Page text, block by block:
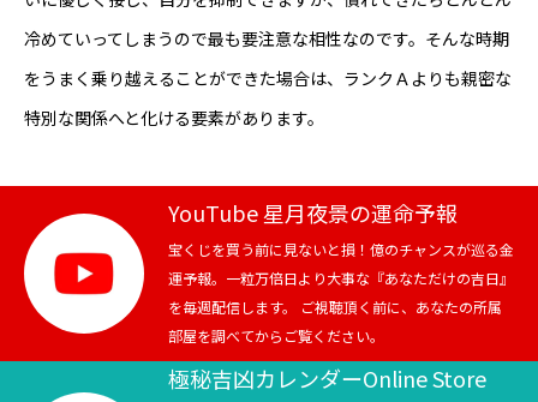
冷めていってしまうので最も要注意な相性なのです。そんな時期
をうまく乗り越えることができた場合は、ランクＡよりも親密な
特別な関係へと化ける要素があります。
YouTube 星月夜景の運命予報
宝くじを買う前に見ないと損！億のチャンスが巡る金
運予報。一粒万倍日より大事な『あなただけの吉日』
を毎週配信します。 ご視聴頂く前に、あなたの所属
部屋を調べてからご覧ください。
極秘吉凶カレンダーOnline Store